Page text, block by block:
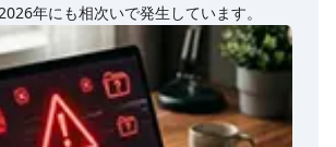
年にも​相次いで​発生しています。